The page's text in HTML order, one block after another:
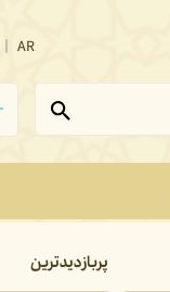
AR
پربازدیدترین